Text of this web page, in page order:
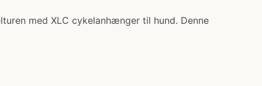
med XLC cykelanhænger til hund. Denne